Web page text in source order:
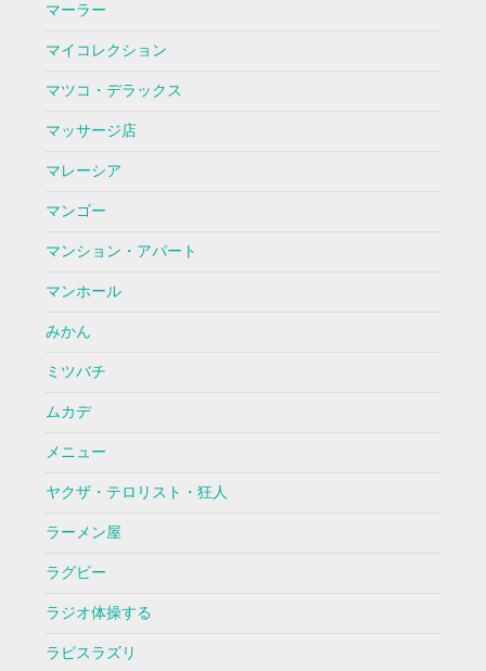
マーラー
マイコレクション
マツコ・デラックス
マッサージ店
マレーシア
マンゴー
マンション・アパート
マンホール
みかん
ミツバチ
ムカデ
メニュー
ヤクザ・テロリスト・狂人
ラーメン屋
ラグビー
ラジオ体操する
ラピスラズリ